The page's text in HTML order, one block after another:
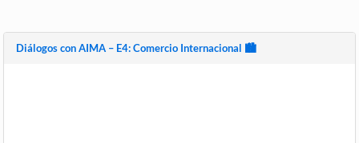
Diálogos con AIMA – E4: Comercio Internacional 🏙️